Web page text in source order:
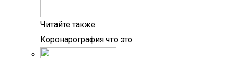
Читайте также:
Коронарография что это